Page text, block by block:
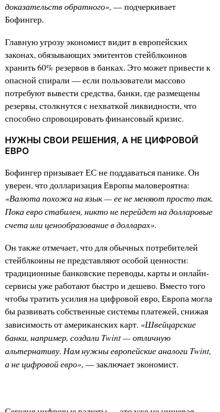
доказательств обратного», — подчеркивает
Бофингер.
Главную угрозу экономист видит в европейских
законах, обязывающих эмитентов стейблкоинов
хранить 60% резервов в банках. Это может привести к
опасной спирали — если пользователи массово
потребуют вывести средства, банки, где размещены
резервы, столкнутся с нехваткой ликвидности, что
способно спровоцировать финансовый кризис.
НУЖНЫ СВОИ РЕШЕНИЯ, А НЕ ЦИФРОВОЙ
ЕВРО
Бофингер призывает ЕС не поддаваться панике. Он
уверен, что долларизация Европы маловероятна:
«Валюта похожа на язык — ее не меняют просто так.
Пока евро стабилен, никто не перейдет на долларовые
счета или ценообразование в долларах».
Он также отмечает, что для обычных потребителей
стейблкоины не представляют особой ценности:
традиционные банковские переводы, карты и онлайн-
сервисы уже работают быстро и дешево. Вместо того
чтобы тратить усилия на цифровой евро, Европа могла
бы развивать собственные системы платежей, снижая
зависимость от американских карт. «Швейцарские
банки, например, создали Twint — отличную
альтернативу. Нам нужны европейские аналоги Twint,
а не цифровой евро», — заключает экономист.